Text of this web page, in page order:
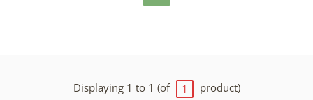
Displaying 1 to 1 (of 1 product)